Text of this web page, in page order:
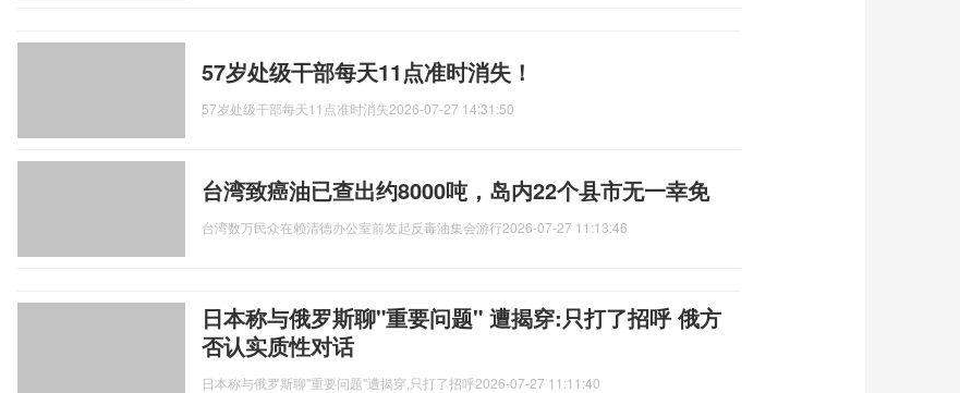
57岁处级干部每天11点准时消失！
57岁处级干部每天11点准时消失2026-07-27 14:31:50
台湾致癌油已查出约8000吨，岛内22个县市无一幸免
台湾数万民众在赖清德办公室前发起反毒油集会游行2026-07-27 11:13:46
日本称与俄罗斯聊"重要问题" 遭揭穿:只打了招呼 俄方
否认实质性对话
日本称与俄罗斯聊"重要问题"遭揭穿,只打了招呼2026-07-27 11:11:40